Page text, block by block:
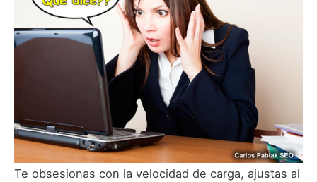
Te obsesionas con la velocidad de carga, ajustas al